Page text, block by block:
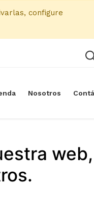
configure
Nosotros
web,